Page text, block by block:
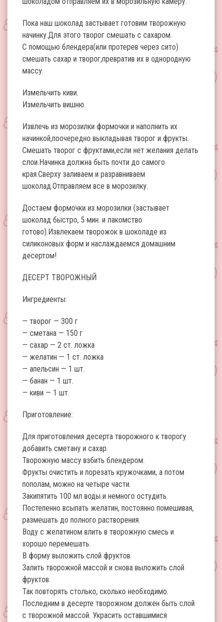
Пока наш шоколад застывает готовим творожную
начинку.Для этого творог смешать с сахаром.
С помощью блендера(или протерев через сито)
смешать сахар и творог,превратив их в однородную
массу.
Измельчить киви.
Измельчить вишню.
Извлечь из морозилки формочки и наполнить их
начинкой,поочередно выкладывая творог и фрукты.
Смешать творог с фруктами,если нет желания делать
слои.Начинка должна быть почти до самого
края.Сверху заливаем и разравниваем
шоколад.Отправляем все в морозилку.
Достаем формочки из морозилки (застывает
шоколад быстро, 5 мин. и лакомство
готово).Извлекаем творожок в шоколаде из
силиконовых форм и наслаждаемся домашним
десертом!
ДЕСЕРТ ТВОРОЖНЫЙ
Ингредиенты:
— творог — 300 г
— сметана — 150 г
— сахар — 2 ст. ложка
— желатин — 1 ст. ложка
— апельсин — 1 шт.
— банан — 1 шт.
— киви — 1 шт.
Приготовление:
Для приготовления десерта творожного к творогу
добавить сметану и сахар.
Творожную массу взбить блендером.
Фрукты очистить и порезать кружочками, а потом
пополам, можно на четыре части.
Закипятить 100 мл воды и немного остудить.
Постепенно всыпать желатин, постоянно помешивая,
размешать до полного растворения.
Воду с желатином влить в творожную смесь и
хорошо перемешать.
В форму выложить слой фруктов.
Залить творожной массой и снова выложить слой
фруктов.
Так повторять столько, сколько необходимо.
Последним в десерте творожном должен быть слой
с творожной массой. Украсить оставшимися